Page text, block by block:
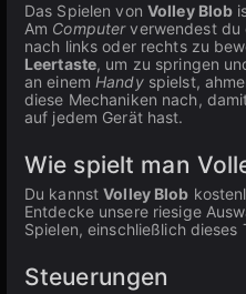
Das Spielen von Volley Blob
Am Computerverwendest du
nach links oder rechts zu
Leertaste, um zu springen
an einem Handyspielst,
diese Mechaniken nach,
auf jedem Gerät hast.
Wie spielt man
Du kannstVolley Blob
Entdecke unsere riesige
Spielen, einschließlich
Steuerungen